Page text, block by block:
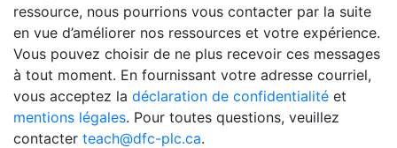
ressource, nous pourrions vous contacter par la suite
en vue d’améliorer nos ressources et votre expérience.
Vous pouvez choisir de ne plus recevoir ces messages
à tout moment. En fournissant votre adresse courriel,
vous acceptez la déclaration de confidentialité et
mentions légales. Pour toutes questions, veuillez
contacter teach@dfc-plc.ca.